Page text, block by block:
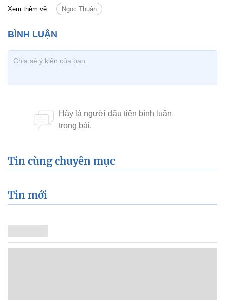
Xem thêm về: Ngọc Thuận
Tin cùng chuyên mục
Tin mới